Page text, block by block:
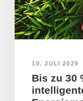
10. JULI 2026
Bis zu 30